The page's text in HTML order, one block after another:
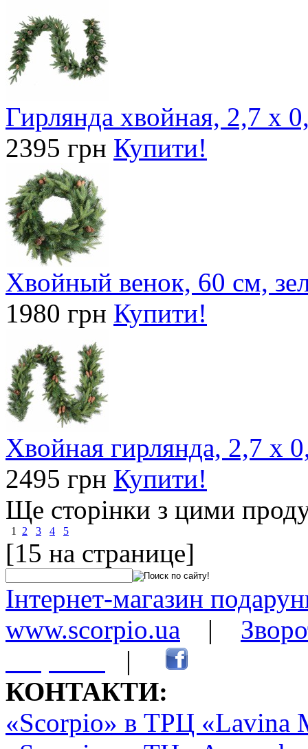
Гирлянда хвойная, 2,7 х
2395 грн Купити!
Хвойный венок, 60 см,
1980 грн Купити!
Хвойная гирлянда, 2,7 х
2495 грн Купити!
Ще сторінки з цими
1 2 3 4 5
[15 на странице]
Інтернет-магазин
www.scorpio.ua |
|
КОНТАКТИ:
«Scorpio» в ТРЦ «Lavina